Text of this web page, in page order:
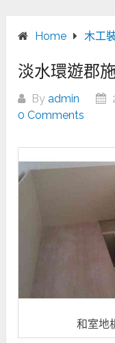
Home 木工
淡水環遊郡
Byadmin
0 Comments
和室地